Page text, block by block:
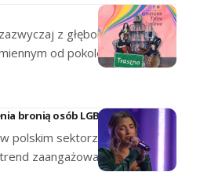
z głębokim
od pokoleń obyczajem.
bronią osób LGBTQ+
polskim sektorze rozrywki
zaangażowania młodych